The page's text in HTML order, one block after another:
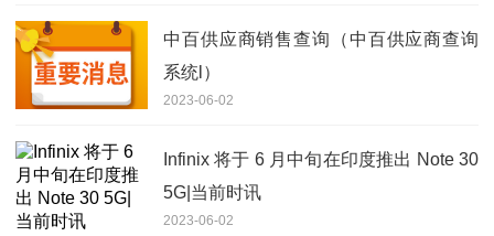
中百供应商销售查询（中百供应商查询
系统l）
2023-06-02
Infinix 将于 6 月中旬在印度推出 Note 30
5G|当前时讯
2023-06-02